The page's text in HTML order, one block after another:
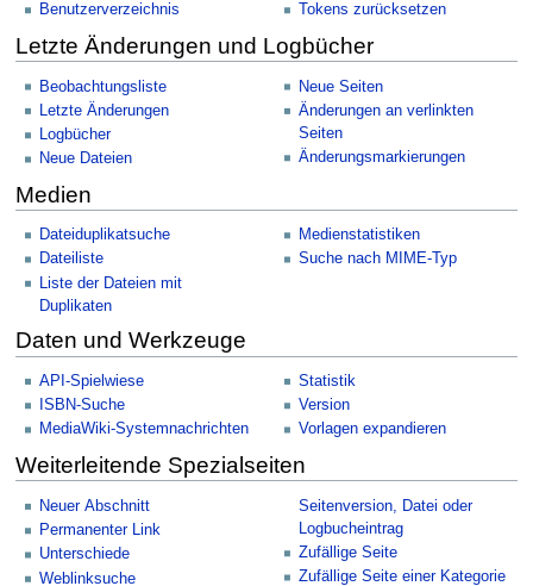
Benutzerverzeichnis
Tokens zurücksetzen
Letzte Änderungen und Logbücher
Beobachtungsliste
Letzte Änderungen
Logbücher
Neue Dateien
Neue Seiten
Änderungen an verlinkten
Seiten
Änderungsmarkierungen
Medien
Dateiduplikatsuche
Dateiliste
Liste der Dateien mit
Duplikaten
Medienstatistiken
Suche nach MIME-Typ
Daten und Werkzeuge
API-Spielwiese
ISBN-Suche
MediaWiki-Systemnachrichten
Statistik
Version
Vorlagen expandieren
Weiterleitende Spezialseiten
Neuer Abschnitt
Permanenter Link
Unterschiede
Weblinksuche
Seitenversion, Datei oder
Logbucheintrag
Zufällige Seite
Zufällige Seite einer Kategorie